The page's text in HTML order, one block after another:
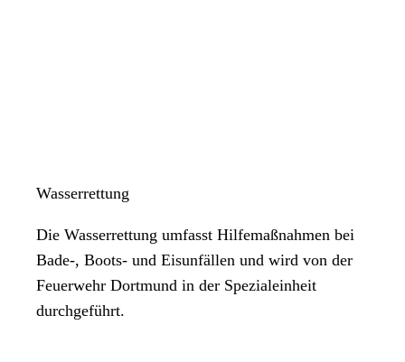
Wasserrettung
Die Wasserrettung umfasst Hilfemaßnahmen bei
Bade-, Boots- und Eisunfällen und wird von der
Feuerwehr Dortmund in der Spezialeinheit
durchgeführt.